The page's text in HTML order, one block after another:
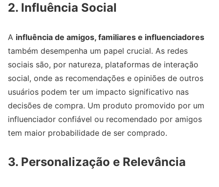
2. Influência Social
A influência de amigos, familiares e influenciadores
também desempenha um papel crucial. As redes
sociais são, por natureza, plataformas de interação
social, onde as recomendações e opiniões de outros
usuários podem ter um impacto significativo nas
decisões de compra. Um produto promovido por um
influenciador confiável ou recomendado por amigos
tem maior probabilidade de ser comprado.
3. Personalização e Relevância